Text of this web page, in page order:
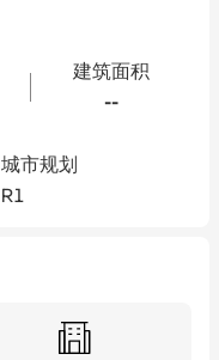
建筑面积
--
城市规划
R1